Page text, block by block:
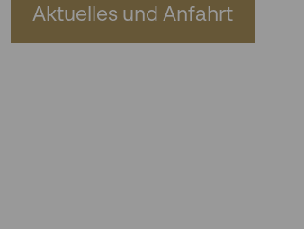
Aktuelles und Anfahrt